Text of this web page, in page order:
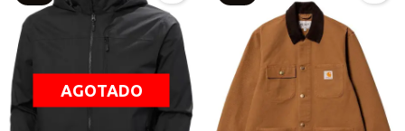
AGOTADO